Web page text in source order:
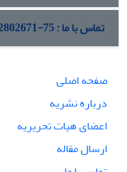
تماس با ما : 75-22802671-021
صفحه اصلی
درباره نشریه
اعضای هیات تحریریه
ارسال مقاله